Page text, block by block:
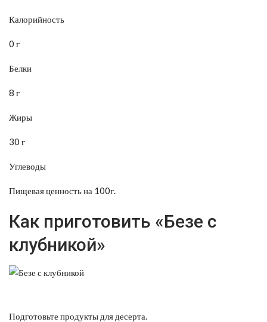
Калорийность
0 г
Белки
8 г
Жиры
30 г
Углеводы
Пищевая ценность на 100г.
Как приготовить «Безе с
клубникой»
Подготовьте продукты для десерта.